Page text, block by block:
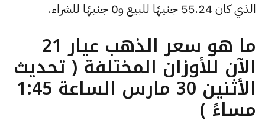
الذي كان 55.24 جنيهًا للبيع و0 جنيهًا للشراء.
ما هو سعر الذهب عيار 21
الآن للأوزان المختلفة ( تحديث
الأثنين 30 مارس الساعة 1:45
مساءً )